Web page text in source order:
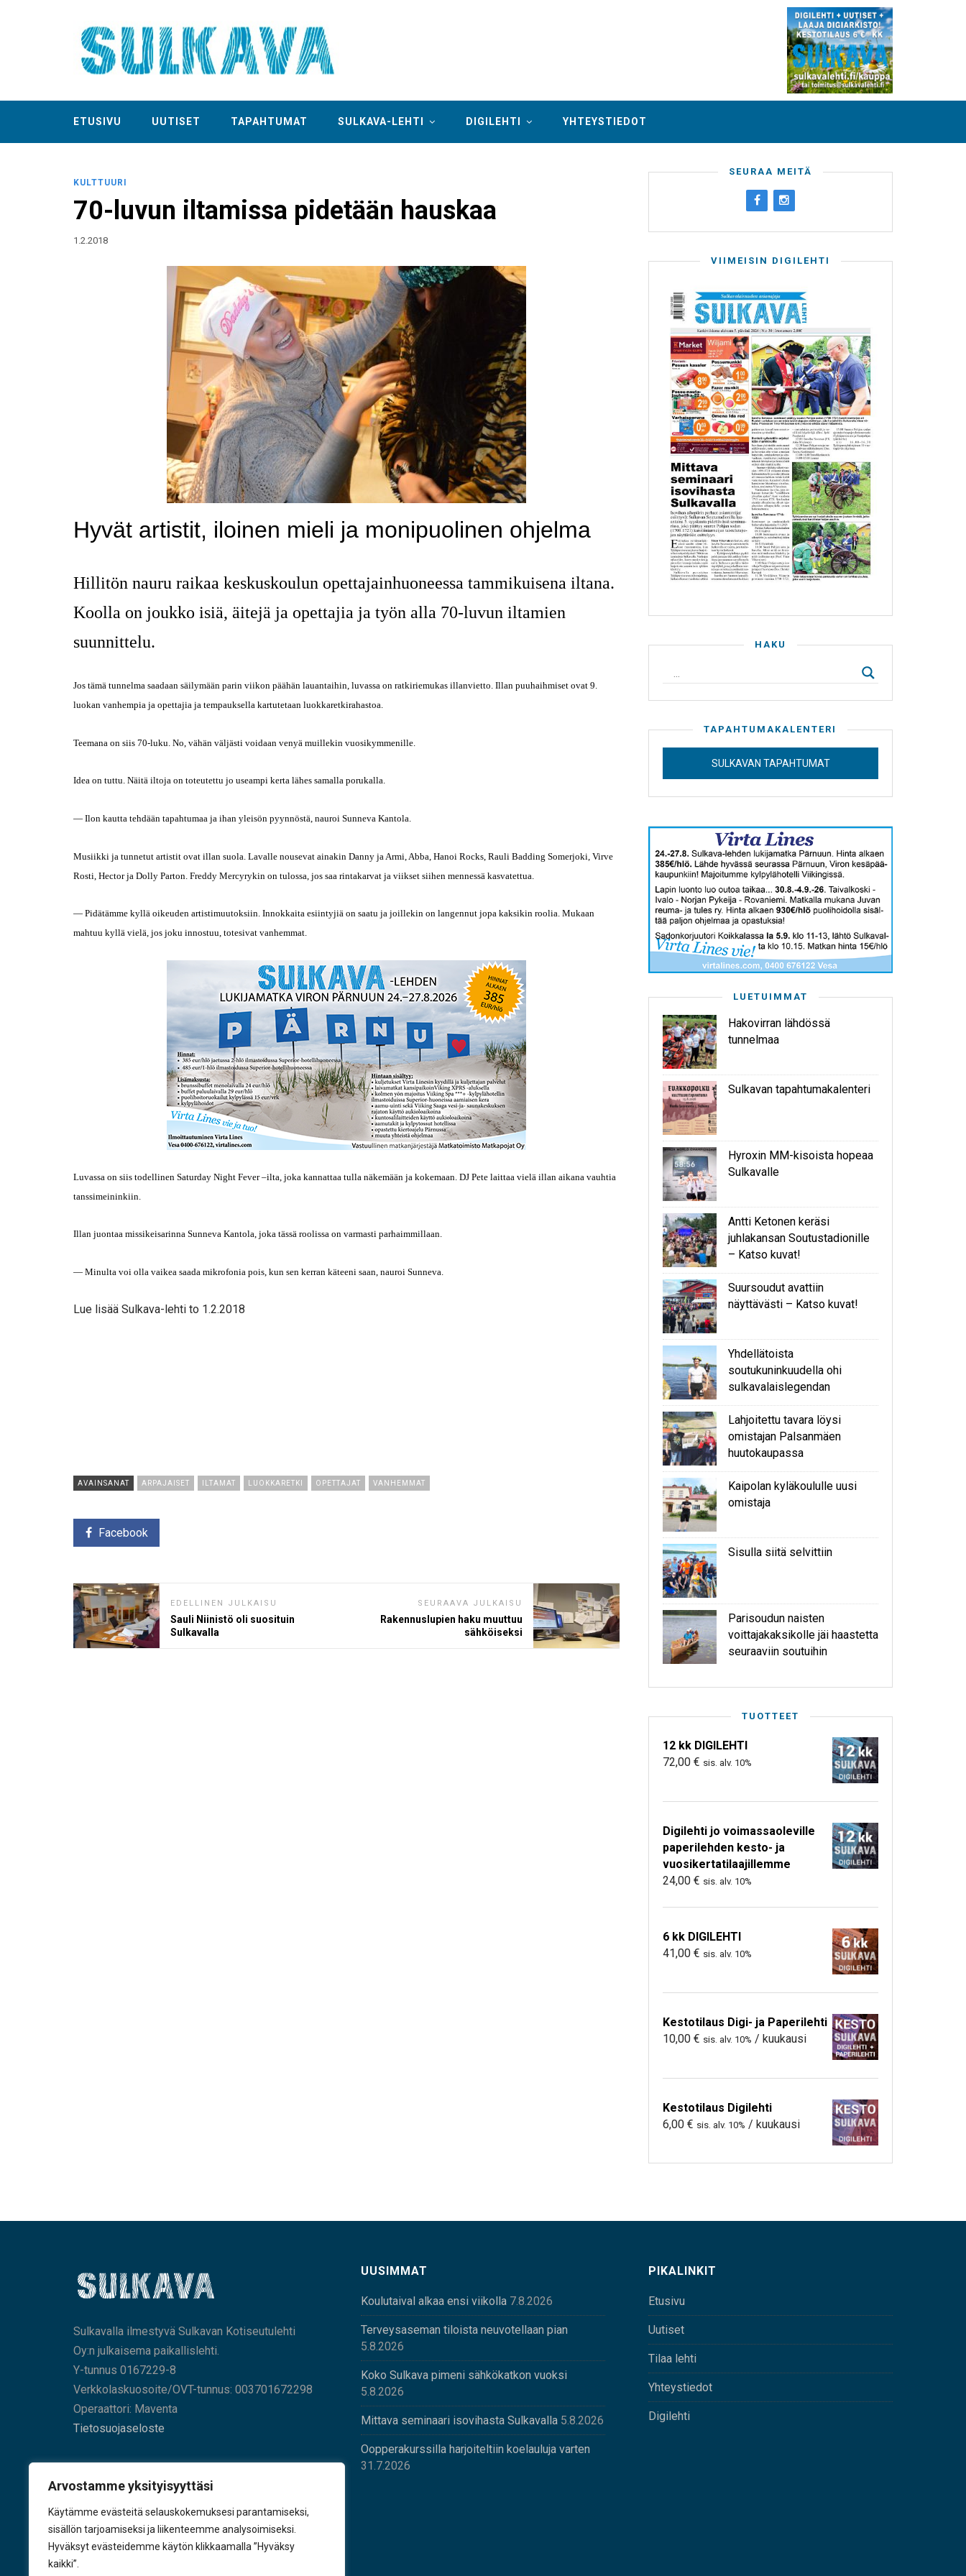
Arvostamme yksityisyyttäsi
Käytämme evästeitä selauskokemuksesi parantamiseksi,
sisällön tarjoamiseksi ja liikenteemme analysoimiseksi.
Hyväksyt evästeidemme käytön klikkaamalla ”Hyväksy
kaikki”.
ETUSIVU UUTISET TAPAHTUMAT SULKAVA-LEHTI DIGILEHTI YHTEYSTIEDOT
KULTTUURI
70-luvun iltamissa pidetään hauskaa
1.2.2018
Hyvät artistit, iloinen mieli ja monipuolinen ohjelma
Hillitön nauru raikaa keskuskoulun opettajainhuoneessa tammikuisena iltana.
Koolla on joukko isiä, äitejä ja opettajia ja työn alla 70-luvun iltamien
suunnittelu.
Jos tämä tunnelma saadaan säilymään parin viikon päähän lauantaihin, luvassa on ratkiriemukas illanvietto. Illan puuhaihmiset ovat 9.
luokan vanhempia ja opettajia ja tempauksella kartutetaan luokkaretkirahastoa.
Teemana on siis 70-luku. No, vähän väljästi voidaan venyä muillekin vuosikymmenille.
Idea on tuttu. Näitä iltoja on toteutettu jo useampi kerta lähes samalla porukalla.
— Ilon kautta tehdään tapahtumaa ja ihan yleisön pyynnöstä, nauroi Sunneva Kantola.
Musiikki ja tunnetut artistit ovat illan suola. Lavalle nousevat ainakin Danny ja Armi, Abba, Hanoi Rocks, Rauli Badding Somerjoki, Virve
Rosti, Hector ja Dolly Parton. Freddy Mercyrykin on tulossa, jos saa rintakarvat ja viikset siihen mennessä kasvatettua.
— Pidätämme kyllä oikeuden artistimuutoksiin. Innokkaita esiintyjiä on saatu ja joillekin on langennut jopa kaksikin roolia. Mukaan
mahtuu kyllä vielä, jos joku innostuu, totesivat vanhemmat.
Luvassa on siis todellinen Saturday Night Fever –ilta, joka kannattaa tulla näkemään ja kokemaan. DJ Pete laittaa vielä illan aikana vauhtia
tanssimeininkiin.
Illan juontaa missikeisarinna Sunneva Kantola, joka tässä roolissa on varmasti parhaimmillaan.
— Minulta voi olla vaikea saada mikrofonia pois, kun sen kerran käteeni saan, nauroi Sunneva.
Lue lisää Sulkava-lehti to 1.2.2018
AVAINSANAT ARPAJAISET ILTAMAT LUOKKARETKI OPETTAJAT VANHEMMAT
Facebook
EDELLINEN JULKAISU
Sauli Niinistö oli suosituin
Sulkavalla
SEURAAVA JULKAISU
Rakennuslupien haku muuttuu
sähköiseksi
SEURAA MEITÄ
VIIMEISIN DIGILEHTI
HAKU
TAPAHTUMAKALENTERI
SULKAVAN TAPAHTUMAT
LUETUIMMAT
Hakovirran lähdössä
tunnelmaa
Sulkavan tapahtumakalenteri
Hyroxin MM-kisoista hopeaa
Sulkavalle
Antti Ketonen keräsi
juhlakansan Soutustadionille
– Katso kuvat!
Suursoudut avattiin
näyttävästi – Katso kuvat!
Yhdellätoista
soutukuninkuudella ohi
sulkavalaislegendan
Lahjoitettu tavara löysi
omistajan Palsanmäen
huutokaupassa
Kaipolan kyläkoululle uusi
omistaja
Sisulla siitä selvittiin
Parisoudun naisten
voittajakaksikolle jäi haastetta
seuraaviin soutuihin
TUOTTEET
12 kk DIGILEHTI
72,00 € sis. alv. 10%
Digilehti jo voimassaoleville
paperilehden kesto- ja
vuosikertatilaajillemme
24,00 € sis. alv. 10%
6 kk DIGILEHTI
41,00 € sis. alv. 10%
Kestotilaus Digi- ja Paperilehti
10,00 € sis. alv. 10% / kuukausi
Kestotilaus Digilehti
6,00 € sis. alv. 10% / kuukausi
Sulkavalla ilmestyvä Sulkavan Kotiseutulehti
Oy:n julkaisema paikallislehti.
Y-tunnus 0167229-8
Verkkolaskuosoite/OVT-tunnus: 003701672298
Operaattori: Maventa
Tietosuojaseloste
KÄY TYKKÄÄMÄSSÄ
UUSIMMAT
Koulutaival alkaa ensi viikolla 7.8.2026
Terveysaseman tiloista neuvotellaan pian
5.8.2026
Koko Sulkava pimeni sähkökatkon vuoksi
5.8.2026
Mittava seminaari isovihasta Sulkavalla 5.8.2026
Oopperakurssilla harjoiteltiin koelauluja varten
31.7.2026
PIKALINKIT
Etusivu
Uutiset
Tilaa lehti
Yhteystiedot
Digilehti